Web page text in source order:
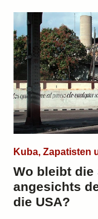
Kuba, Zapatisten
Wo bleibt
angesichts
die USA?